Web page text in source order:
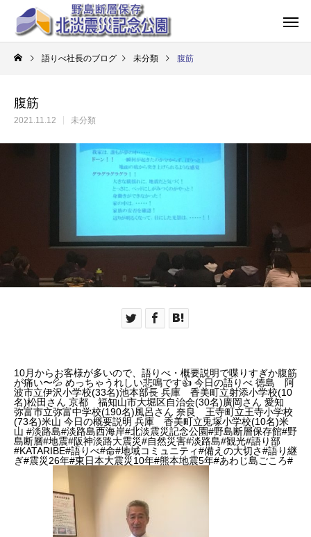
語りべ社長のブログ 未分類 腹筋
腹筋
2021.11.12 未分類
10月からお客様が多いので、語りべ・概要説明で喋りすぎか腹筋
が痛い〜💦 めっちゃうれしい悲鳴です👍 今日の語りべ 徳島 阿
波市立伊沢小学校(33名)池本部長 兵庫 香美町立射添小学校(10
名)松田さん 京都 福知山市大堀区自治会(30名)廣岡さん 愛知
弥富市立弥富中学校(190名)風呂さん 奈良 王寺町立王寺小学校
(73名)米山 今日の概要説明 兵庫 香美町立兎塚小学校(10名)米
山 #淡路島#淡路島西海岸#北淡震災記念公園#野島断層保存館#野
島断層#地震#阪神淡路大震災#自然災害#淡路島#観光#語り部
#KATARIBE#語りべ#命#地域コミュニティ#備えの大切さ#語り継
ぎ#震災26年#東日本大震災10年#熊本地震5年#あわじ島ごころ#